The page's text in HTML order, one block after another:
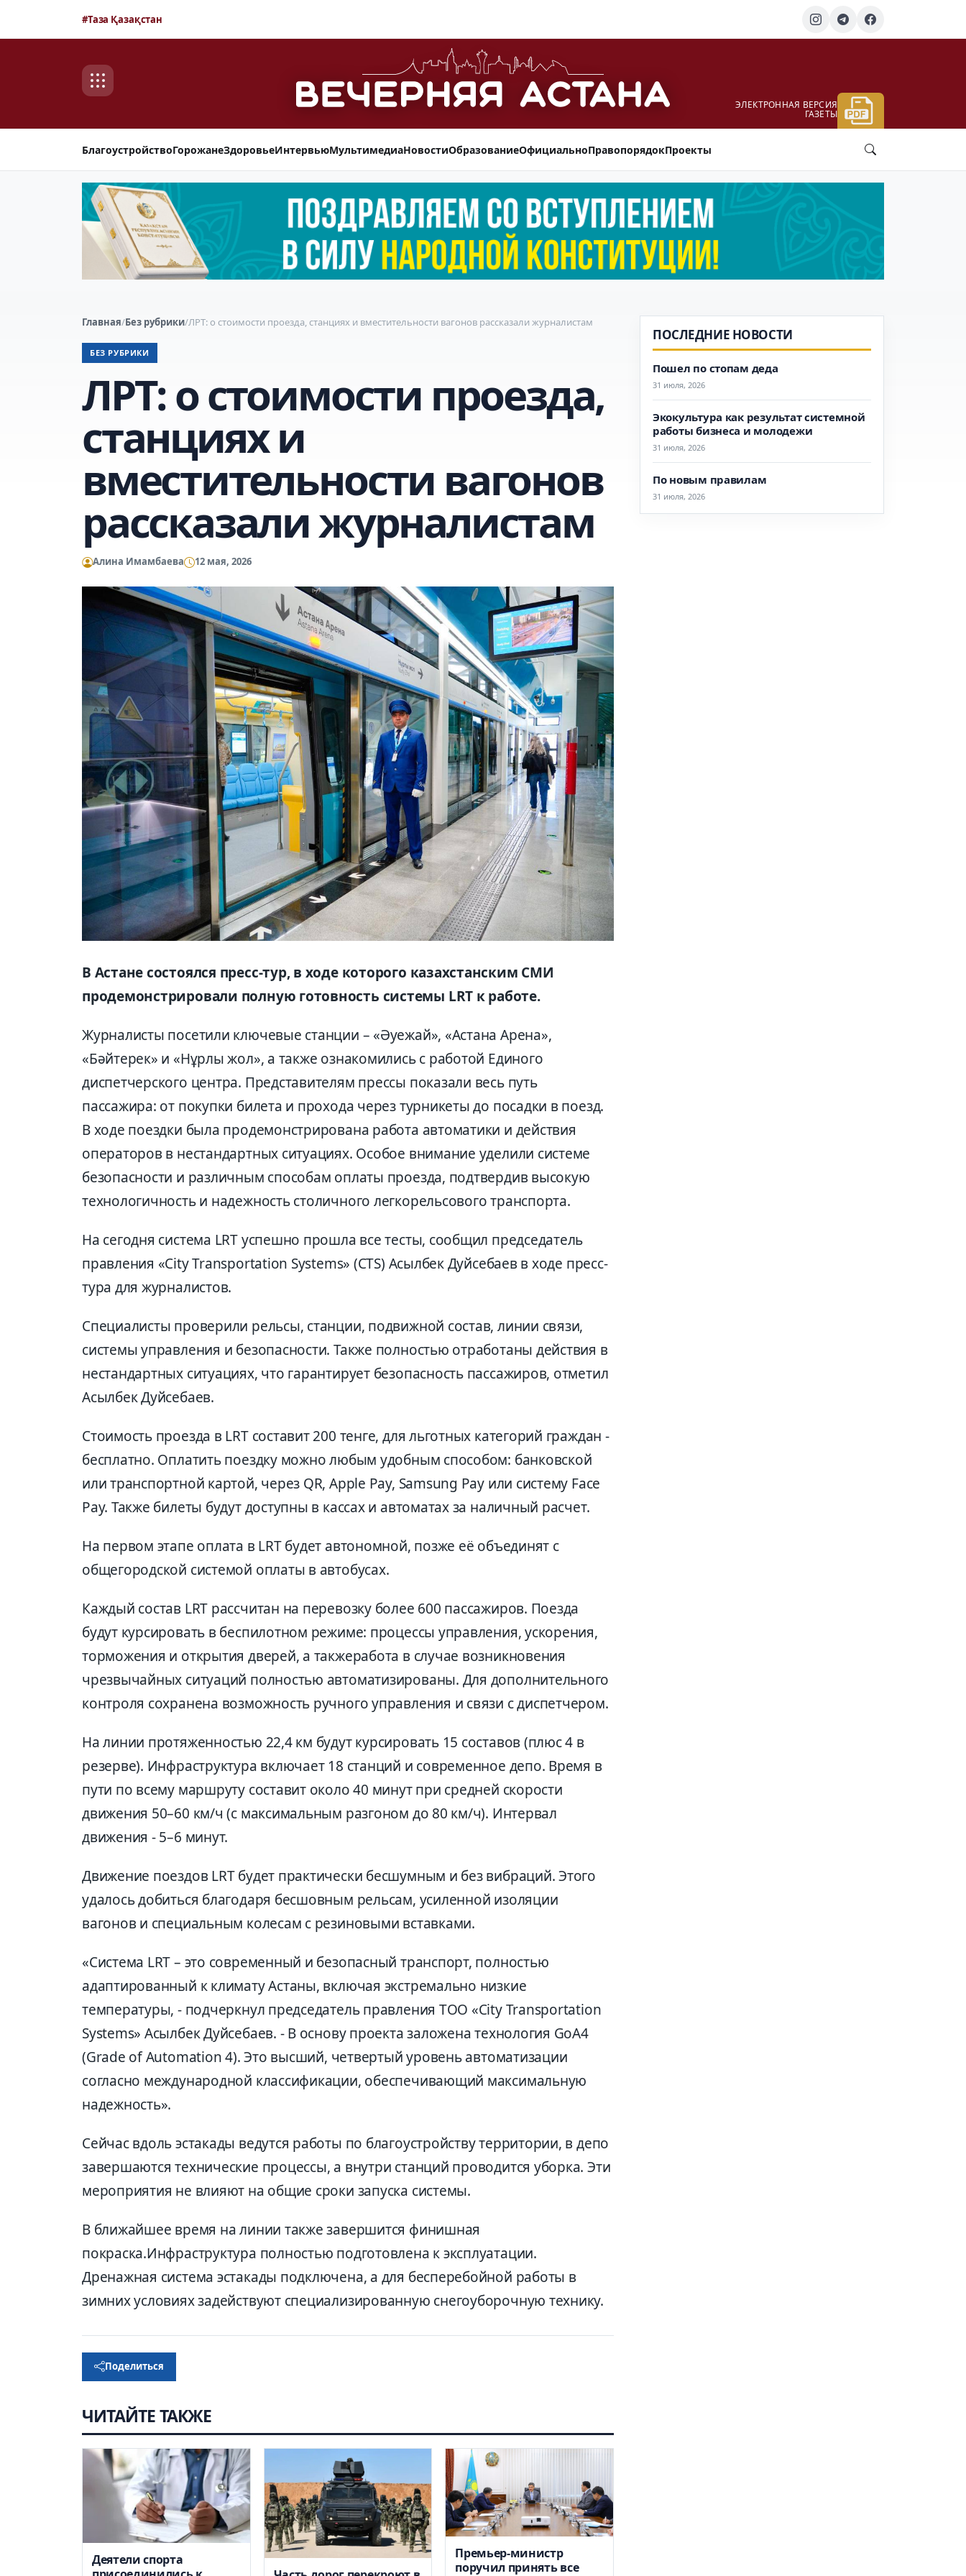
#Таза Қазақстан
ЭЛЕКТРОННАЯ ВЕРСИЯ
ГАЗЕТЫ
БлагоустройствоГорожанеЗдоровьеИнтервьюМультимедиаНовостиОбразованиеОфициальноПравопорядокПроекты
Главная/Без рубрики/ЛРТ: о стоимости проезда, станциях и вместительности вагонов рассказали журналистам
БЕЗ РУБРИКИ
ЛРТ: о стоимости проезда,
станциях и
вместительности вагонов
рассказали журналистам
Алина Имамбаева 12 мая, 2026
В Астане состоялся пресс-тур, в ходе которого казахстанским СМИ
продемонстрировали полную готовность системы LRT к работе.
Журналисты посетили ключевые станции – «Әуежай», «Астана Арена»,
«Бәйтерек» и «Нұрлы жол», а также ознакомились с работой Единого
диспетчерского центра. Представителям прессы показали весь путь
пассажира: от покупки билета и прохода через турникеты до посадки в поезд.
В ходе поездки была продемонстрирована работа автоматики и действия
операторов в нестандартных ситуациях. Особое внимание уделили системе
безопасности и различным способам оплаты проезда, подтвердив высокую
технологичность и надежность столичного легкорельсового транспорта.
На сегодня система LRT успешно прошла все тесты, сообщил председатель
правления «City Transportation Systems» (CTS) Асылбек Дуйсебаев в ходе пресс-
тура для журналистов.
Специалисты проверили рельсы, станции, подвижной состав, линии связи,
системы управления и безопасности. Также полностью отработаны действия в
нестандартных ситуациях, что гарантирует безопасность пассажиров, отметил
Асылбек Дуйсебаев.
Стоимость проезда в LRT составит 200 тенге, для льготных категорий граждан -
бесплатно. Оплатить поездку можно любым удобным способом: банковской
или транспортной картой, через QR, Apple Pay, Samsung Pay или систему Face
Pay. Также билеты будут доступны в кассах и автоматах за наличный расчет.
На первом этапе оплата в LRT будет автономной, позже её объединят с
общегородской системой оплаты в автобусах.
Каждый состав LRT рассчитан на перевозку более 600 пассажиров. Поезда
будут курсировать в беспилотном режиме: процессы управления, ускорения,
торможения и открытия дверей, а такжеработа в случае возникновения
чрезвычайных ситуаций полностью автоматизированы. Для дополнительного
контроля сохранена возможность ручного управления и связи с диспетчером.
На линии протяженностью 22,4 км будут курсировать 15 составов (плюс 4 в
резерве). Инфраструктура включает 18 станций и современное депо. Время в
пути по всему маршруту составит около 40 минут при средней скорости
движения 50–60 км/ч (с максимальным разгоном до 80 км/ч). Интервал
движения - 5–6 минут.
Движение поездов LRT будет практически бесшумным и без вибраций. Этого
удалось добиться благодаря бесшовным рельсам, усиленной изоляции
вагонов и специальным колесам с резиновыми вставками.
«Система LRT – это современный и безопасный транспорт, полностью
адаптированный к климату Астаны, включая экстремально низкие
температуры, - подчеркнул председатель правления ТОО «City Transportation
Systems» Асылбек Дуйсебаев. - В основу проекта заложена технология GoA4
(Grade of Automation 4). Это высший, четвертый уровень автоматизации
согласно международной классификации, обеспечивающий максимальную
надежность».
Сейчас вдоль эстакады ведутся работы по благоустройству территории, в депо
завершаются технические процессы, а внутри станций проводится уборка. Эти
мероприятия не влияют на общие сроки запуска системы.
В ближайшее время на линии также завершится финишная
покраска.Инфраструктура полностью подготовлена к эксплуатации.
Дренажная система эстакады подключена, а для бесперебойной работы в
зимних условиях задействуют специализированную снегоуборочную технику.
Поделиться
ЧИТАЙТЕ ТАКЖЕ
Деятели спорта
Премьер-министр
поручил принять все
ПОСЛЕДНИЕ НОВОСТИ
Пошел по стопам деда
31 июля, 2026
Экокультура как результат системной
работы бизнеса и молодежи
31 июля, 2026
По новым правилам
31 июля, 2026